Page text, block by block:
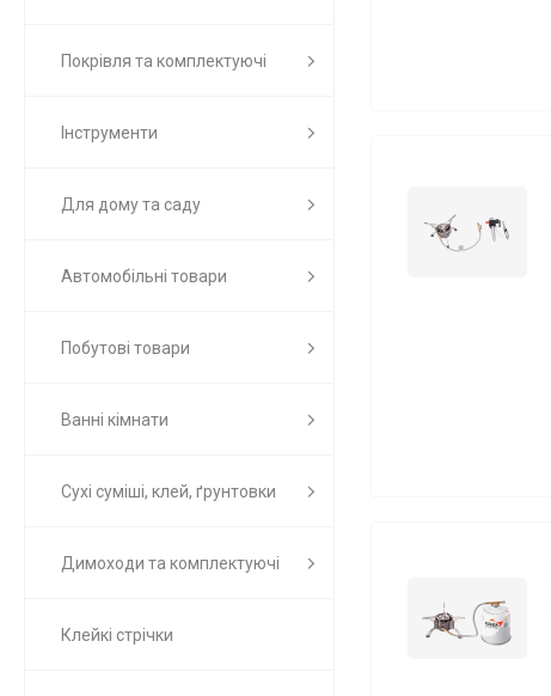
Покрівля та комплектуючі
Інструменти
Для дому та саду
Автомобільні товари
Побутові товари
Ванні кімнати
Сухі суміші, клей, ґрунтовки
Димоходи та комплектуючі
Клейкі стрічки